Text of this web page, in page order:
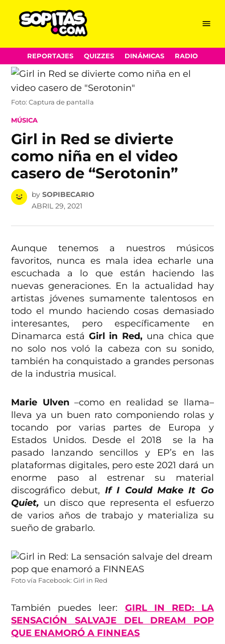
Skip
to
content
Menu
REPORTAJES QUIZZES DINÁMICAS RADIO
Foto: Captura de pantalla
POSTED
MÚSICA
Girl in Red se divierte
como niña en el video
casero de “Serotonin”
by SOPIBECARIO
ABRIL 29, 2021
Aunque tenemos a nuestros músicos
favoritos, nunca es mala idea echarle una
escuchada a lo que están haciendo las
nuevas generaciones. En la actualidad hay
artistas jóvenes sumamente talentosos en
todo el mundo haciendo cosas demasiado
interesantes, pero específicamente en
Dinamarca estáGirl in Red, una chica que
no solo nos voló la cabeza con su sonido,
también ha conquistado a grandes personas
de la industria musical.
Marie Ulven –como en realidad se llama–
lleva ya un buen rato componiendo rolas y
tocando por varias partes de Europa y
Estados Unidos. Desde el 2018 se la ha
pasado lanzando sencillos y EP’s en las
plataformas digitales, pero este 2021 dará un
enorme paso al estrenar su material
discográfico debut,If I Could Make It Go
Quiet, un disco que representa el esfuerzo
de varios años de trabajo y materializa su
sueño de grabarlo.
Foto vía Facebook: Girl in Red
También puedes leer: GIRL IN RED: LA
SENSACIÓN SALVAJE DEL DREAM POP
QUE ENAMORÓ A FINNEAS